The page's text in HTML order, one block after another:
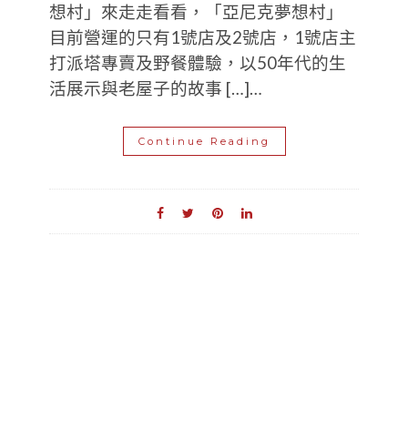
想村」來走走看看，「亞尼克夢想村」
目前營運的只有1號店及2號店，1號店主
打派塔專賣及野餐體驗，以50年代的生
活展示與老屋子的故事 […]…
Continue Reading